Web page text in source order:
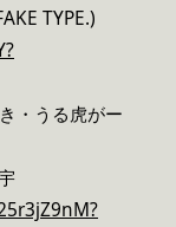
TYPE.)
・うる虎がー